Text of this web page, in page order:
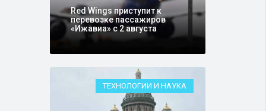
Red Wings приступит к
перевозке пассажиров
«Ижавиа» с 2 августа
ТЕХНОЛОГИИ И НАУКА